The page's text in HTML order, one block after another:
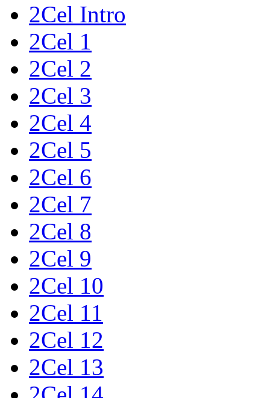
2Cel Intro
2Cel 1
2Cel 2
2Cel 3
2Cel 4
2Cel 5
2Cel 6
2Cel 7
2Cel 8
2Cel 9
2Cel 10
2Cel 11
2Cel 12
2Cel 13